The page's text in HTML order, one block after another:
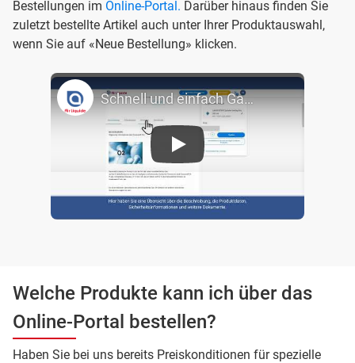
Bestellungen im Online-Portal. Darüber hinaus finden Sie
zuletzt bestellte Artikel auch unter Ihrer Produktauswahl,
wenn Sie auf «Neue Bestellung» klicken.
Schnell und einfach Gase bestellen - Das neue Kundenportal von Air Liquide
Welche Produkte kann ich über das
Online-Portal bestellen?
Haben Sie bei uns bereits Preiskonditionen für spezielle